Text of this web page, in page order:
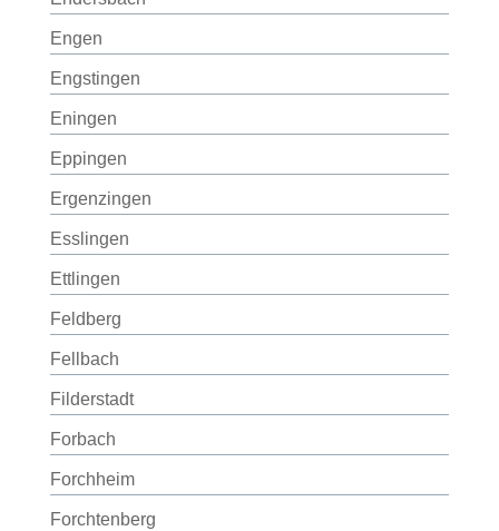
Engen
Engstingen
Eningen
Eppingen
Ergenzingen
Esslingen
Ettlingen
Feldberg
Fellbach
Filderstadt
Forbach
Forchheim
Forchtenberg